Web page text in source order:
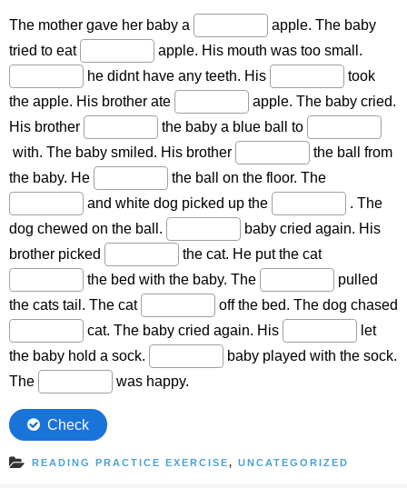
READING PRACTICE EXERCISE, UNCATEGORIZED